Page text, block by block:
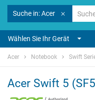
Suche in: Acer
Wählen Sie Ihr Gerät
Acer Notebook Swift
Acer Swift 5